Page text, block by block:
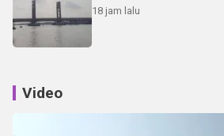
18 jam lalu
Video